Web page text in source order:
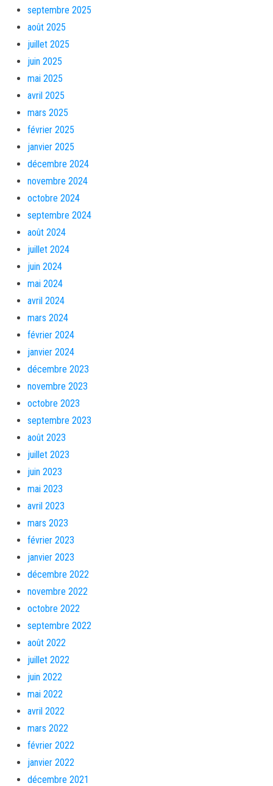
septembre 2025
août 2025
juillet 2025
juin 2025
mai 2025
avril 2025
mars 2025
février 2025
janvier 2025
décembre 2024
novembre 2024
octobre 2024
septembre 2024
août 2024
juillet 2024
juin 2024
mai 2024
avril 2024
mars 2024
février 2024
janvier 2024
décembre 2023
novembre 2023
octobre 2023
septembre 2023
août 2023
juillet 2023
juin 2023
mai 2023
avril 2023
mars 2023
février 2023
janvier 2023
décembre 2022
novembre 2022
octobre 2022
septembre 2022
août 2022
juillet 2022
juin 2022
mai 2022
avril 2022
mars 2022
février 2022
janvier 2022
décembre 2021